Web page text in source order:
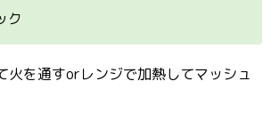
ク
火を通すorレンジで加熱してマッシュ